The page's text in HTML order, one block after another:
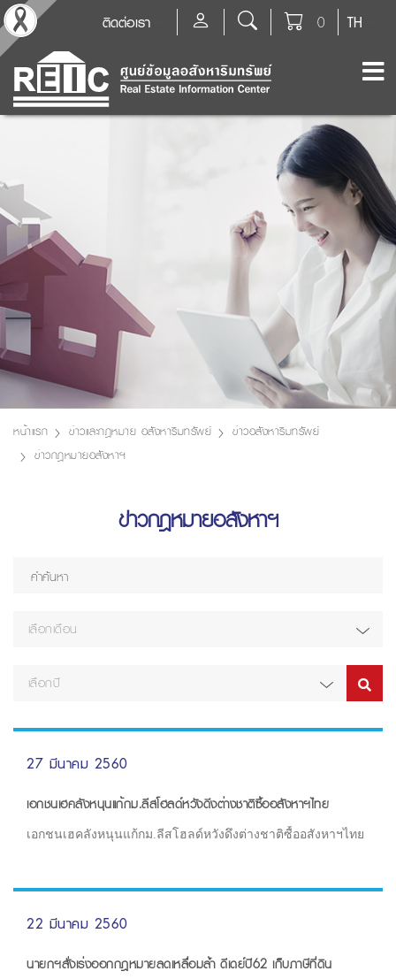
TH
0
ติดต่อเรา
หน้าแรก ข่าวและกฎหมาย อสังหาริมทรัพย์
ข่าวอสังหาริมทรัพย์
ข่าวกฎหมายอสังหาฯ
ข่าวกฎหมายอสังหาฯ
เลือกเดือน
เลือกปี
27 มีนาคม 2560
เอกชนเฮคลังหนุนแก้กม.ลีสโฮลด์หวังดึงต่างชาติซื้ออสังหาฯไทย
เอกชนเฮคลังหนุนแก้กม.ลีสโฮลด์หวังดึงต่างชาติซื้ออสังหาฯไทย
22 มีนาคม 2560
นายกฯสั่งเร่งออกกฎหมายลดเหลื่อมล้ำ ดีเดย์ปี62 เก็บภาษีที่ดิน